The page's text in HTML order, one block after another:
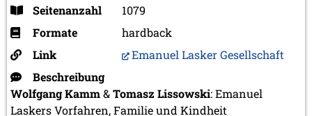
Seitenanzahl
1079
Formate
hardback
Link
Emanuel Lasker Gesellschaft
Beschreibung
Wolfgang Kamm&Tomasz Lissowski: Emanuel
Laskers Vorfahren, Familie und Kindheit